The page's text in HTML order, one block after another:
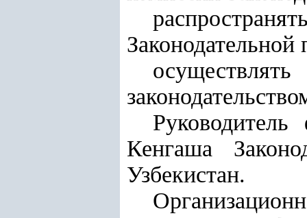
Законодательной
Кенгаша
Узбекистан.